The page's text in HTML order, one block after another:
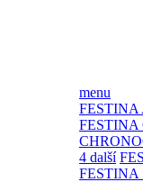
menu
FESTINA
4 další
FESTINA